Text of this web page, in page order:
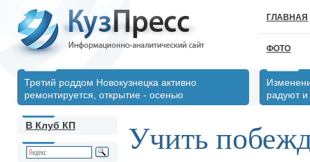
ГЛАВНАЯ
ФОТО
Третий роддом Новокузнецка активно
ремонтируется, открытие - осенью
радуют и
В Клуб КП Учить